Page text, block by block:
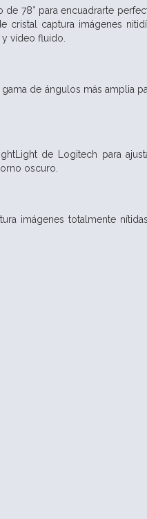
78° para encuadrarte
captura imágenes
vídeo fluido.
de ángulos más amplia
de Logitech para
oscuro.
imágenes totalmente